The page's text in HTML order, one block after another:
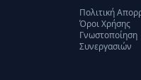
Πολιτική
Όροι Χρήσης
Γνωστοποίηση
Συνεργασιών